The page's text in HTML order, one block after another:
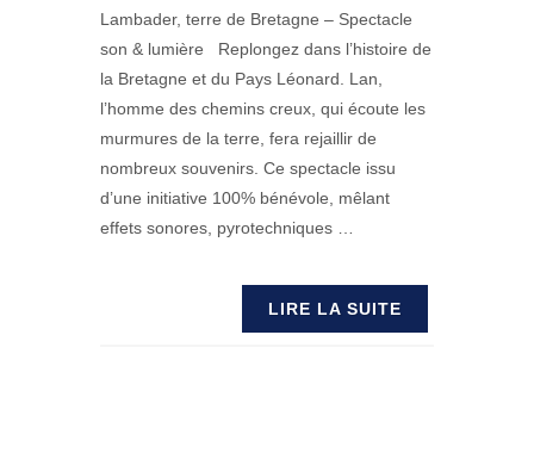
Lambader, terre de Bretagne – Spectacle
son & lumière Replongez dans l’histoire de
la Bretagne et du Pays Léonard. Lan,
l’homme des chemins creux, qui écoute les
murmures de la terre, fera rejaillir de
nombreux souvenirs. Ce spectacle issu
d’une initiative 100% bénévole, mêlant
effets sonores, pyrotechniques …
LIRE LA SUITE